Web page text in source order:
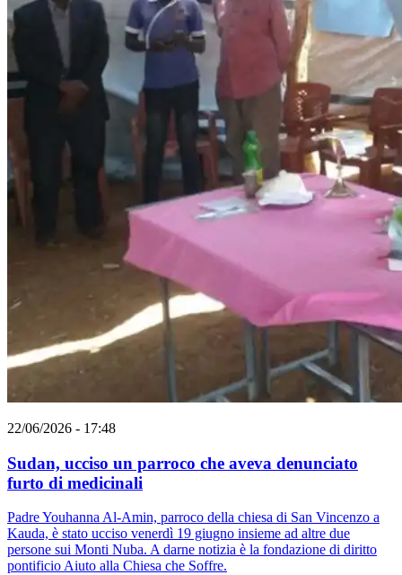
22/06/2026 - 17:48
Sudan, ucciso un parroco che aveva denunciato
furto di medicinali
Padre Youhanna Al-Amin, parroco della chiesa di San Vincenzo a
Kauda, ​​è stato ucciso venerdì 19 giugno insieme ad altre due
persone sui Monti Nuba. A darne notizia è la fondazione di diritto
pontificio Aiuto alla Chiesa che Soffre.